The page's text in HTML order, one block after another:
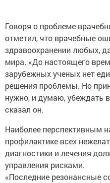
Говоря о проблеме
отметил, что врачебные
здравоохранении любых,
мира. «До настоящего
зарубежных ученых нет
решения проблемы. Но
нужно, и думаю, убеждать
сказал он.
Наиболее перспективным
профилактике всех
диагностики и лечения
управления рисками.
«Последние резонансные